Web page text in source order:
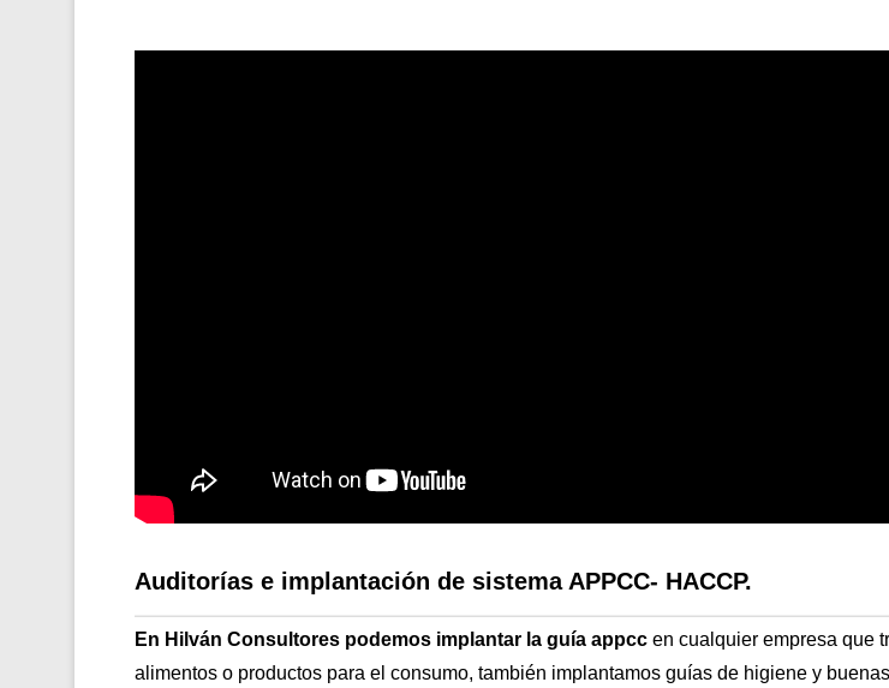
Auditorías e implantación de sistema APPCC- HACCP.
En Hilván Consultores podemos implantar la guía appcc en cualquier empresa que
alimentos o productos para el consumo, también implantamos guías de higiene y buenas